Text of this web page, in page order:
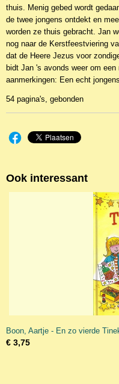
thuis. Menig gebed wordt
de twee jongens ontdekt en
worden ze thuis gebracht. Jan
nog naar de Kerstfeestviering
dat de Heere Jezus voor
bidt Jan 's avonds weer om
aanmerkingen: Een echt
54 pagina's, gebonden
Ook interessant
Boon, Aartje - En zo vierde
€ 3,75